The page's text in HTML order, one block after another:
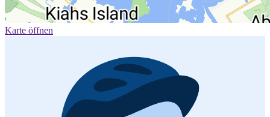
Karte öffnen